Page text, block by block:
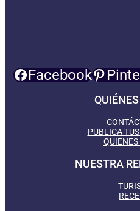
Facebook
PUBLICA
NUESTRA